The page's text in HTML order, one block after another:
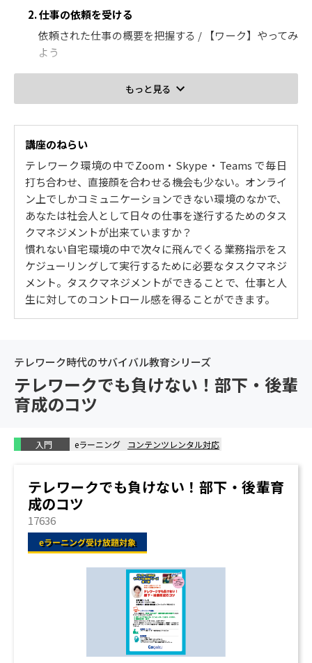
2. 仕事の依頼を受ける
依頼された仕事の概要を把握する / 【ワーク】やってみ
よう
抱えている仕事を把握する / 抱えている仕事の優先順位
4. 仕事をスケジューリングする②
仕事を進める手順＆所要時間を明確にする / 【ワーク】
やってみよう
5. 仕事をスケジューリングする③
スケジュールに組み込む / 予実を振り返ることの大切さ
6. 仕事を実行する①
1日の時間をどのように使いますか？ / 仕事を実行する
ときに考慮したい２つの要素 / 人間の集中力について
7. 仕事を実行する②
レンソウの方法 / テレワーク下で ～ メールやチャット
によるホウレンソウの落とし穴と留意点
8. 仕事を振り返る
の振り返り / 振り返るときのポイント
もっと見る
講座のねらい
テレワーク環境の中でZoom・Skype・Teams で毎日
打ち合わせ、直接顔を合わせる機会も少ない。オンライ
ン上でしかコミュニケーションできない環境のなかで、
あなたは社会人として日々の仕事を遂行するためのタス
クマネジメントが出来ていますか？
慣れない自宅環境の中で次々に飛んでくる業務指示をス
ケジューリングして実行するために必要なタスクマネジ
メント。タスクマネジメントができることで、仕事と人
生に対してのコントロール感を得ることができます。
テレワーク時代のサバイバル教育シリーズ
テレワークでも負けない！部下・後輩
育成のコツ
入門 eラーニング コンテンツレンタル対応
テレワークでも負けない！部下・後輩育
成のコツ
17636